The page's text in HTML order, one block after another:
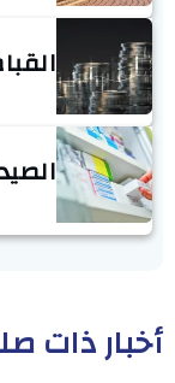
أخبار ذات